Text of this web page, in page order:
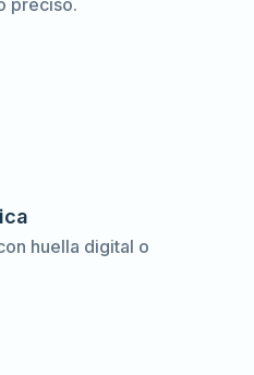
preciso.
huella digital o